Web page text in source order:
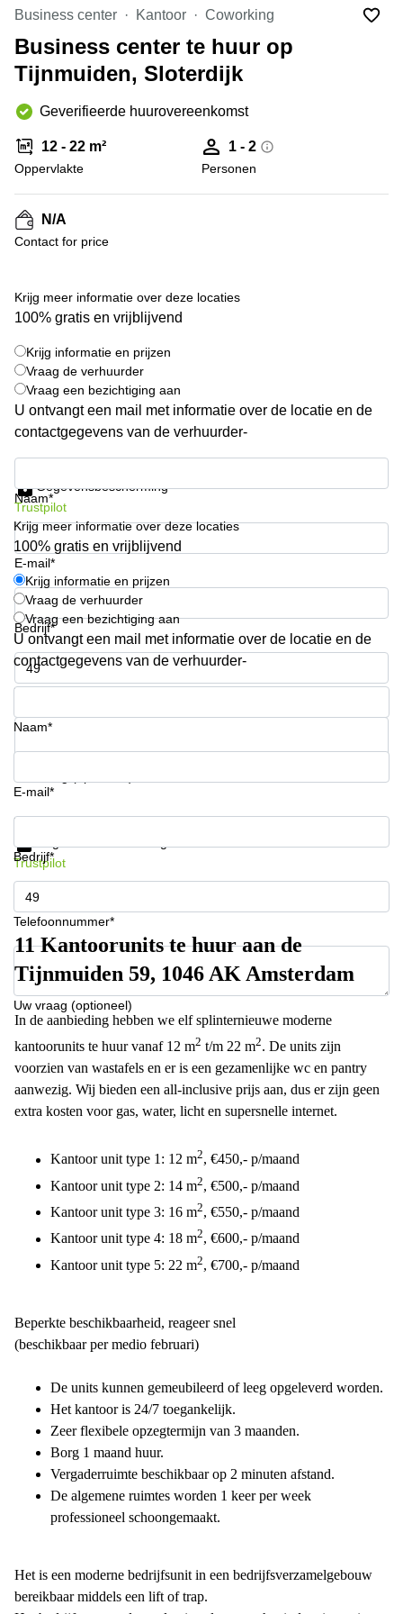
Hengelo
Hilversum
Hoofddorp
Deventer
Rotterdam
Tiel
Zwolle
Bodegraven-
Reeuwijk
Business
center
Arnhem
Business
Amsterdam
Westpoort
Business
center
Hilversum
Den
Haag
space
Breda
Coworking
Arnhem
Coworking
space
Hilversum
Coworking
space
Zwolle
Coworking
Haarlem
Kantoor
Huren
Hengelo
Nijmegen
Business center Kantoor Coworking
Business center te huur op
Tijnmuiden, Sloterdijk
Geverifieerde huurovereenkomst
12 - 22 m²
Oppervlakte
1 - 2
Personen
N/A
Contact for price
Krijg meer informatie over deze locaties
100% gratis en vrijblijvend
Krijg informatie en prijzen
Vraag de verhuurder
Vraag een bezichtiging aan
U ontvangt een mail met informatie over de locatie en de
contactgegevens van de verhuurder-
Naam*
E-mail*
Bedrijf*
Telefoonnummer*
Gegevensbescherming
Trustpilot
Krijg meer informatie over deze locaties
100% gratis en vrijblijvend
Krijg informatie en prijzen
Vraag de verhuurder
Vraag een bezichtiging aan
U ontvangt een mail met informatie over de locatie en de
contactgegevens van de verhuurder-
Naam*
E-mail*
Bedrijf*
Telefoonnummer*
Uw vraag (optioneel)
Krijg informatie en prijzen
Trustpilot
11 Kantoorunits te huur aan de
Tijnmuiden 59, 1046 AK Amsterdam
In de aanbieding hebben we elf splinternieuwe moderne
kantoorunits te huur vanaf 12 m2 t/m 22 m2. De units zijn
voorzien van wastafels en er is een gezamenlijke wc en pantry
aanwezig. Wij bieden een all-inclusive prijs aan, dus er zijn geen
extra kosten voor gas, water, licht en supersnelle internet.
Kantoor unit type 1: 12 m2, €450,- p/maand
Kantoor unit type 2: 14 m2, €500,- p/maand
Kantoor unit type 3: 16 m2, €550,- p/maand
Kantoor unit type 4: 18 m2, €600,- p/maand
Kantoor unit type 5: 22 m2, €700,- p/maand
Beperkte beschikbaarheid, reageer snel
(beschikbaar per medio februari)
De units kunnen gemeubileerd of leeg opgeleverd worden.
Het kantoor is 24/7 toegankelijk.
Zeer flexibele opzegtermijn van 3 maanden.
Borg 1 maand huur.
Vergaderruimte beschikbaar op 2 minuten afstand.
De algemene ruimtes worden 1 keer per week
professioneel schoongemaakt.
Het is een moderne bedrijfsunit in een bedrijfsverzamelgebouw
bereikbaar middels een lift of trap.